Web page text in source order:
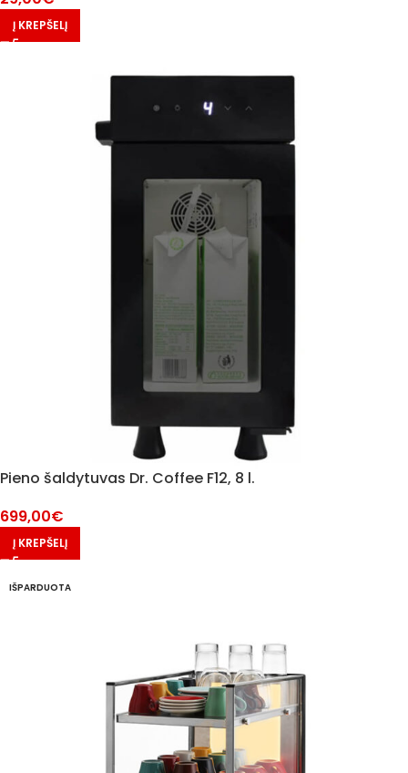
Į KREPŠELĮ
Pieno šaldytuvas Dr. Coffee F12, 8 l.
699,00€
Į KREPŠELĮ
IŠPARDUOTA